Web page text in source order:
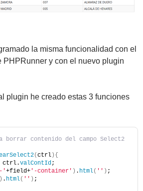
la misma funcionalidad con el
PHPRunner y con el nuevo plugin
plugin he creado estas 3 funciones
borrar contenido del campo Select2
(ctrl){
ctrl.valContId;
'+field+ '-container' ) . html( '' ) ;
) . html( '' ) ;